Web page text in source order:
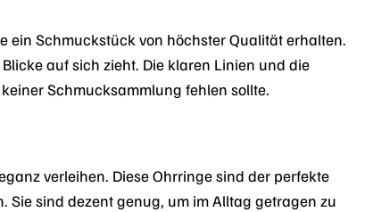
ein Schmuckstück von höchster Qualität erhalten.
auf sich zieht. Die klaren Linien und die
Schmucksammlung fehlen sollte.
verleihen. Diese Ohrringe sind der perfekte
sind dezent genug, um im Alltag getragen zu